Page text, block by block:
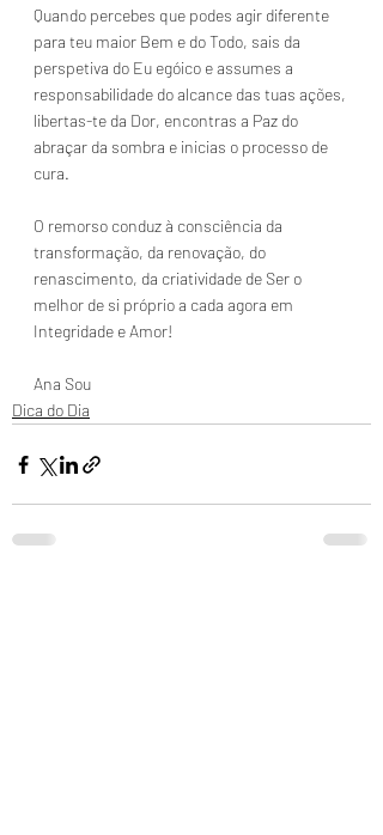
Quando percebes que podes agir diferente
para teu maior Bem e do Todo, sais da
perspetiva do Eu egóico e assumes a
responsabilidade do alcance das tuas ações,
libertas-te da Dor, encontras a Paz do
abraçar da sombra e inicias o processo de
cura.
O remorso conduz à consciência da
transformação, da renovação, do
renascimento, da criatividade de Ser o
melhor de si próprio a cada agora em
Integridade e Amor!
Ana Sou
Dica do Dia